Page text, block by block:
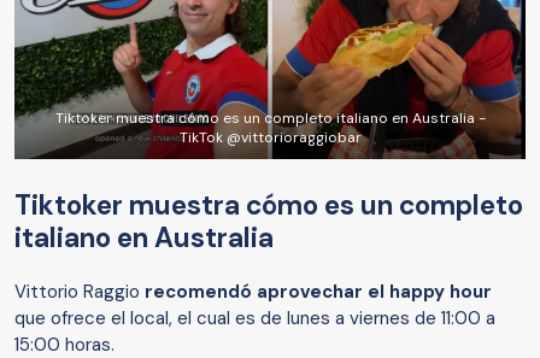
Tiktoker muestra cómo es un completo italiano en Australia -
TikTok @vittorioraggiobar
Tiktoker muestra cómo es un completo
italiano en Australia
Vittorio Raggio recomendó aprovechar el happy hour
que ofrece el local, el cual es de lunes a viernes de 11:00 a
15:00 horas.